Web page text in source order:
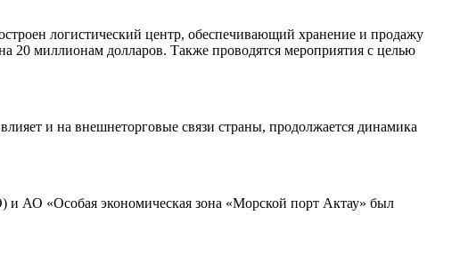
логистический центр, обеспечивающий хранение и продажу
20 миллионам долларов. Также проводятся мероприятия с целью
и на внешнеторговые связи страны, продолжается динамика
АО «Особая экономическая зона «Морской порт Актау» был